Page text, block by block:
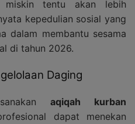
tentu akan lebih
kepedulian sosial yang
dalam membantu sesama
di tahun 2026.
Daging
aqiqah kurban
dapat menekan